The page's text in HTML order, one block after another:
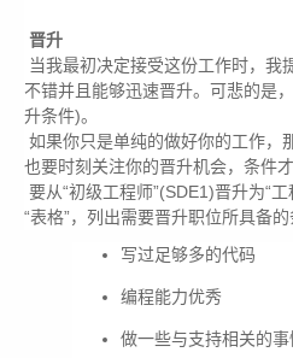
晋升
当我最初决定接受这份工作时，我
不错并且能够迅速晋升。可悲的是
升条件)。
如果你只是单纯的做好你的工作，
也要时刻关注你的晋升机会，条件才
要从“初级工程师”(SDE1)晋升为“
“表格”，列出需要晋升职位所具备
写过足够多的代码
编程能力优秀
做一些与支持相关的事